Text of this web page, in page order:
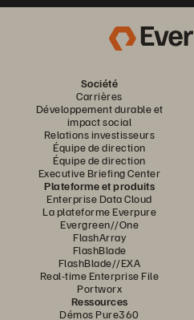
Société
Carrières
Développement durable et
impact social
Relations investisseurs
Équipe de direction
Équipe de direction
Executive Briefing Center
Plateforme et produits
Enterprise Data Cloud
La plateforme Everpure
Evergreen//One
FlashArray
FlashBlade
FlashBlade//EXA
Real-time Enterprise File
Portworx
Ressources
Démos Pure360